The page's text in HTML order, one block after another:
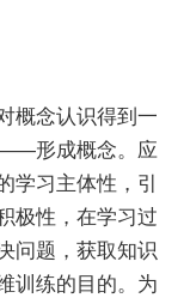
概念认识得到一
形成概念。应
学习主体性，引
极性，在学习过
问题，获取知识
训练的目的。为